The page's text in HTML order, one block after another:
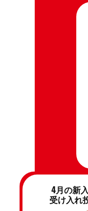
4月の新
受け入れ